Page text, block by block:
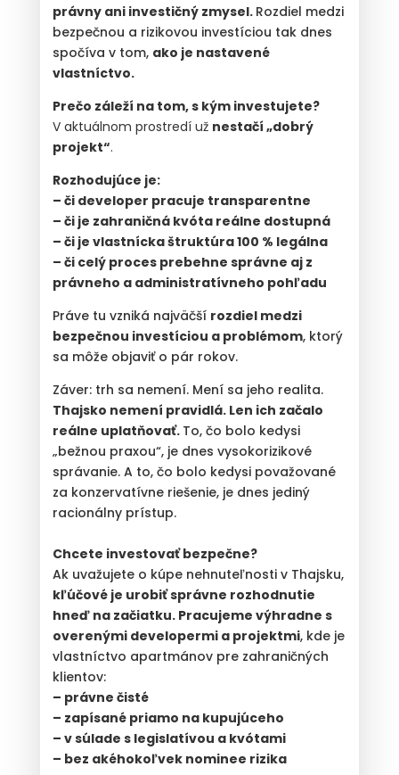
právny ani investičný zmysel. Rozdiel medzi
bezpečnou a rizikovou investíciou tak dnes
spočíva v tom, ako je nastavené
vlastníctvo.
Prečo záleží na tom, s kým investujete?
V aktuálnom prostredí už nestačí „dobrý
projekt“.
Rozhodujúce je:
– či developer pracuje transparentne
– či je zahraničná kvóta reálne dostupná
– či je vlastnícka štruktúra 100 % legálna
– či celý proces prebehne správne aj z
právneho a administratívneho pohľadu
Práve tu vzniká najväčší rozdiel medzi
bezpečnou investíciou a problémom, ktorý
sa môže objaviť o pár rokov.
Záver: trh sa nemení. Mení sa jeho realita.
Thajsko nemení pravidlá. Len ich začalo
reálne uplatňovať. To, čo bolo kedysi
„bežnou praxou“, je dnes vysokorizikové
správanie. A to, čo bolo kedysi považované
za konzervatívne riešenie, je dnes jediný
racionálny prístup.
Chcete investovať bezpečne?
Ak uvažujete o kúpe nehnuteľnosti v Thajsku,
kľúčové je urobiť správne rozhodnutie
hneď na začiatku. Pracujeme výhradne s
overenými developermi a projektmi, kde je
vlastníctvo apartmánov pre zahraničných
klientov:
– právne čisté
– zapísané priamo na kupujúceho
– v súlade s legislatívou a kvótami
– bez akéhokoľvek nominee rizika